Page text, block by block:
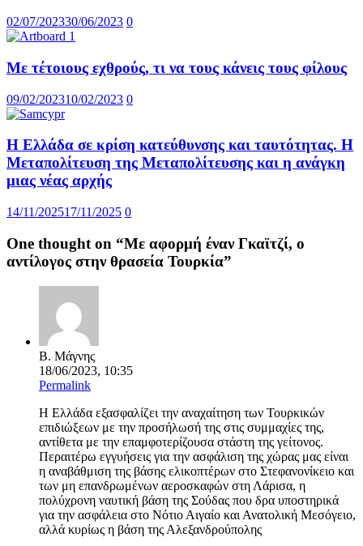
02/07/202330/06/2023 0
Με τέτοιους εχθρούς, τι να τους κάνεις τους φίλους
09/02/202310/02/2023 0
Η Ελλάδα σε κρίση κατεύθυνσης και ταυτότητας. Η
Μεταπολίτευση της Μεταπολίτευσης και η ανάγκη
μιας νέας αρχής
14/11/202517/11/2025 0
One thought on “Με αφορμή έναν Γκαϊτζί, ο
αντίλογος στην θρασεία Τουρκία”
Β. Μάγνης
18/06/2023, 10:35
Permalink
Η Ελλάδα εξασφαλίζει την αναχαίτηση των Τουρκικών
επιδιώξεων με την προσήλωσή της στις συμμαχίες της,
αντίθετα με την επαμφοτερίζουσα στάστη της γείτονος.
Περαιτέρω εγγυήσεις για την ασφάλιση της χώρας μας είναι
η αναβάθμιση της βάσης ελικοπτέρων στο Στεφανονίκειο και
των μη επανδρωμένων αεροσκαφών στη Λάρισα, η
πολύχρονη ναυτική βάση της Σούδας που δρα υποστηρικά
για την ασφάλεια στο Νότιο Αιγαίο και Ανατολική Μεσόγειο,
αλλά κυρίως η βάση της Αλεξανδρούπολης